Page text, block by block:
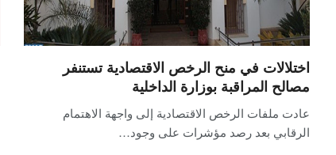
اختلالات في منح الرخص الاقتصادية تستنفر
مصالح المراقبة بوزارة الداخلية
عادت ملفات الرخص الاقتصادية إلى واجهة الاهتمام
الرقابي بعد رصد مؤشرات على وجود…